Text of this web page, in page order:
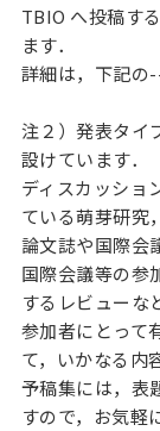
TBIO へ投稿す
ます．
詳細は，下記の
注２）発表タイ
設けています．
ディスカッショ
ている萌芽研究，
論文誌や国際会
国際会議等の参
するレビューな
参加者にとって
て，いかなる内
予稿集には，表
すので，お気軽